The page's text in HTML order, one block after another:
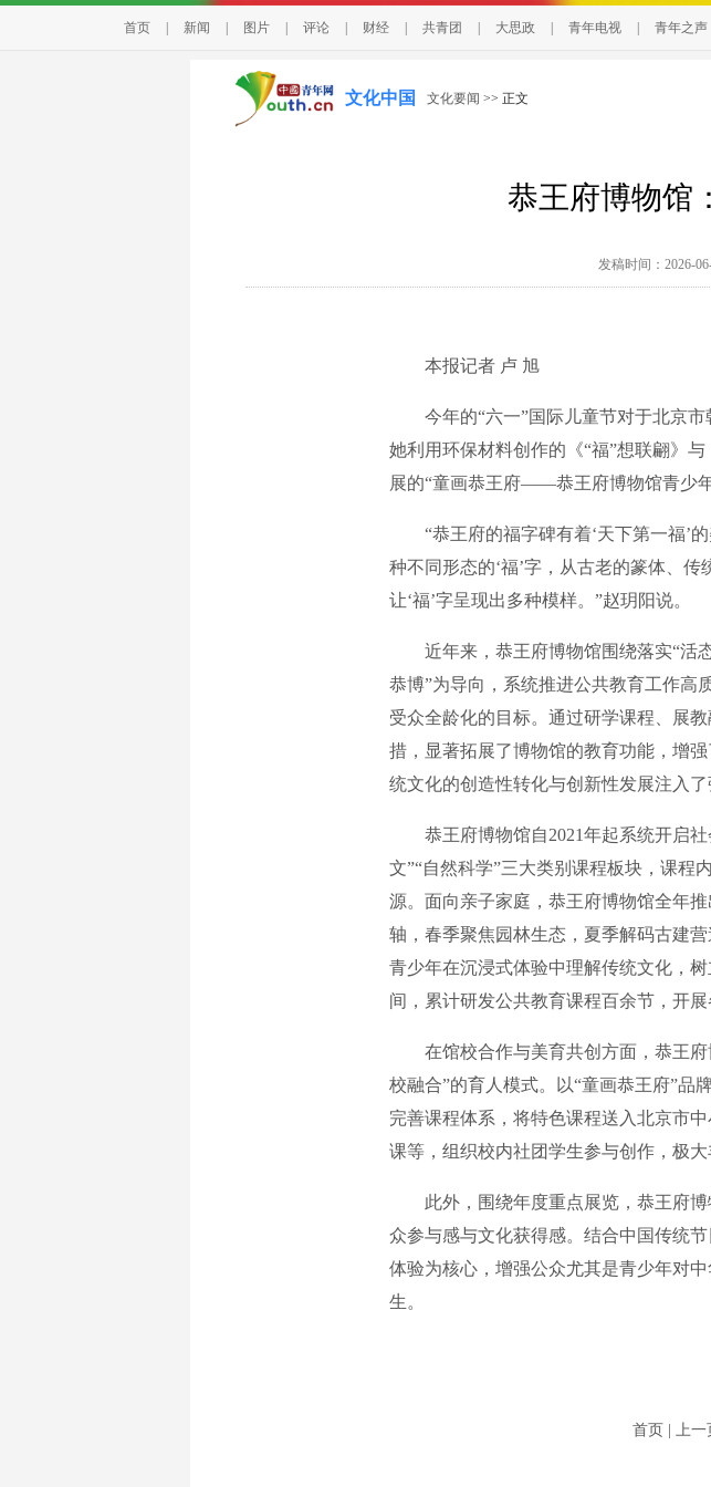
首页 新闻 图片 评论 财经 共青团 大思政 青年电视 青年之声
文化中国 文化要闻 >> 正文
恭王府博物馆
发稿时间：2026-
本报记者 卢 旭
今年的“六一”国际儿童节对于北京市
她利用环保材料创作的《“福”想联翩》
展的“童画恭王府——恭王府博物馆青少年
“恭王府的福字碑有着‘天下第一福’的
种不同形态的‘福’字，从古老的篆体、
让‘福’字呈现出多种模样。”赵玥阳说。
近年来，恭王府博物馆围绕落实“活态
恭博”为导向，系统推进公共教育工作高
受众全龄化的目标。通过研学课程、展
措，显著拓展了博物馆的教育功能，增
统文化的创造性转化与创新性发展注入了
恭王府博物馆自2021年起系统开启社
文”“自然科学”三大类别课程板块，课程
源。面向亲子家庭，恭王府博物馆全年
轴，春季聚焦园林生态，夏季解码古建
青少年在沉浸式体验中理解传统文化，
间，累计研发公共教育课程百余节，开
在馆校合作与美育共创方面，恭王府
校融合”的育人模式。以“童画恭王府”品
完善课程体系，将特色课程送入北京市
课等，组织校内社团学生参与创作，极
此外，围绕年度重点展览，恭王府博
众参与感与文化获得感。结合中国传统
体验为核心，增强公众尤其是青少年对
生。
首页 | 上一